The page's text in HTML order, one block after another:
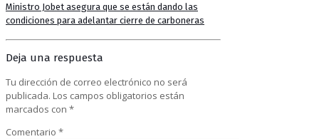
Ministro Jobet asegura que se están dando las
condiciones para adelantar cierre de carboneras
Deja una respuesta
Tu dirección de correo electrónico no será
publicada. Los campos obligatorios están
marcados con *
Comentario *